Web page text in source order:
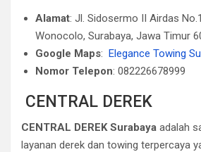
Alamat: Jl. Sidosermo II Airdas
Wonocolo, Surabaya, Jawa Timur
Google Maps: Elegance Towing
Nomor Telepon: 082226678999
CENTRAL DEREK
CENTRAL DEREK Surabaya adalah
layanan derek dan towing terpercaya